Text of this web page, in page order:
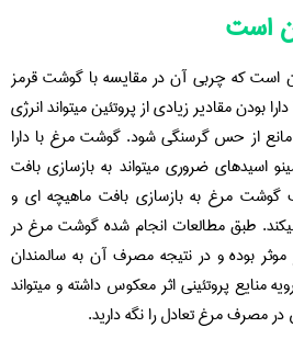
است
است که چربی آن در مقایسه با گوشت قرمز
بودن مقادیر زیادی از پروتئین میتواند انرژی
مانع از حس گرسنگی شود. گوشت مرغ با دارا
اسیدهای ضروری میتواند به بازسازی بافت
مرغ به بازسازی بافت ماهیچه ای و
طبق مطالعات انجام شده گوشت مرغ در
بوده و در نتیجه مصرف آن به سالمندان
منایع پروتئینی اثر معکوس داشته و میتواند
مصرف مرغ تعادل را نگه دارید.